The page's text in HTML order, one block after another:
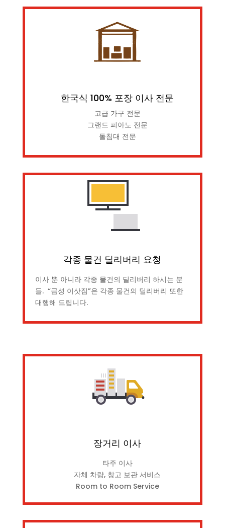
한국식 100% 포장 이사 전문
고급 가구 전문
그랜드 피아노 전문
돌침대 전문
각종 물건 딜리버리 요청
이사 뿐 아니라 각종 물건의 딜리버리 하시는 분
들. “금성 이삿짐”은 각종 물건의 딜리버리 또한
대행해 드립니다.
장거리 이사
타주 이사
자체 차량, 창고 보관 서비스
Room to Room Service